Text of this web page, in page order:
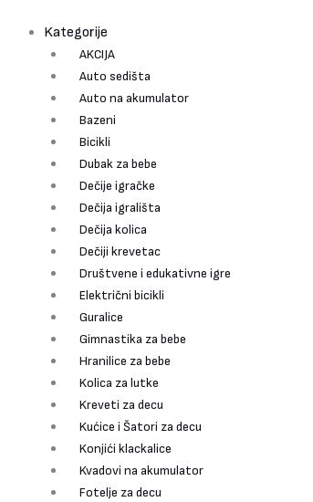
Kategorije
AKCIJA
Auto sedišta
Auto na akumulator
Bazeni
Bicikli
Dubak za bebe
Dečije igračke
Dečija igrališta
Dečija kolica
Dečiji krevetac
Društvene i edukativne igre
Električni bicikli
Guralice
Gimnastika za bebe
Hranilice za bebe
Kolica za lutke
Kreveti za decu
Kućice i Šatori za decu
Konjići klackalice
Kvadovi na akumulator
Fotelje za decu
Playtime